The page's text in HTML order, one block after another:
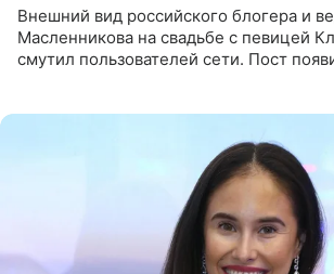
Внешний вид российского блогера и
Масленникова на свадьбе с певицей
смутил пользователей сети. Пост